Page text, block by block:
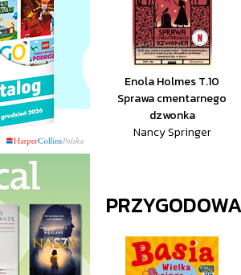
Enola Holmes T.10
Sprawa cmentarnego
dzwonka
Nancy Springer